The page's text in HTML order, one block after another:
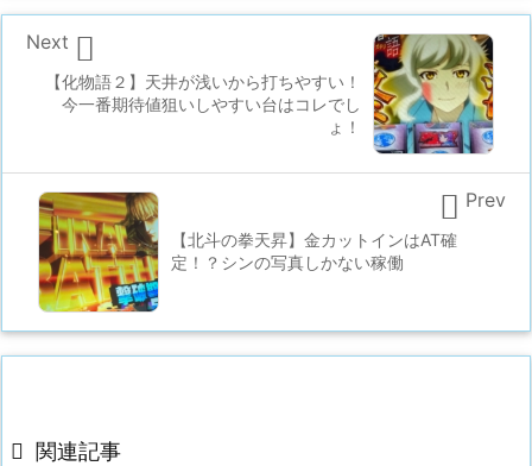
【化物語２】天井が浅いから打ちやすい！
今一番期待値狙いしやすい台はコレでし
ょ！

Next
【北斗の拳天昇】金カットインはAT確
定！？シンの写真しかない稼働
 Prev
 関連記事